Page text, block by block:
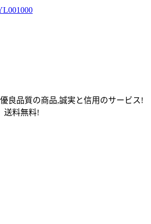
良品質の商品,誠実と信用のサービス!
送料無料!